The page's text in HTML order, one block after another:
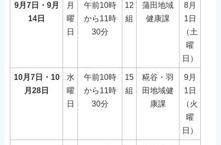
9月7日・9月
14日
月
曜
日
午前10時
から11時
30分
12
組
蒲田地域
健康課
8月
1日
（土
曜
日）
10月7日・10
月28日
水
曜
日
午前10時
から11時
30分
15
組
糀谷・羽
田地域健
康課
9月
1日
（火
曜
日）